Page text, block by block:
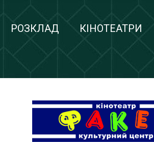
РОЗКЛАД КІНОТЕАТРИ